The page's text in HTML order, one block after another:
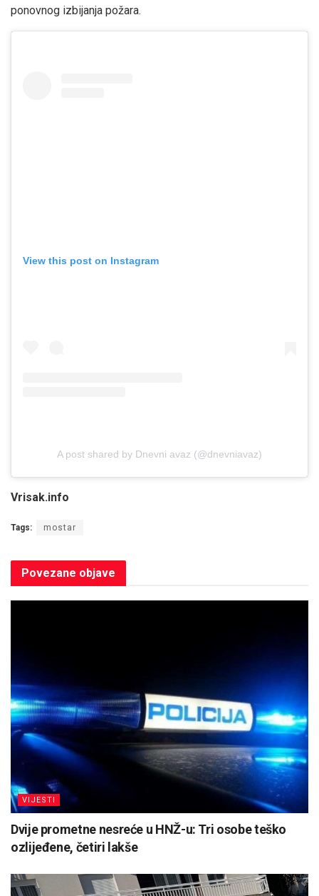
ponovnog izbijanja požara.
View this post on Instagram
A post shared by Dnevni avaz (@dnevniavaz)
Vrisak.info
Tags: mostar
Povezane objave
VIJESTI
Dvije prometne nesreće u HNŽ-u: Tri osobe teško
ozlijeđene, četiri lakše